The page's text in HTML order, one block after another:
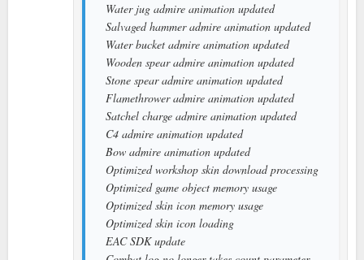
Water jug admire animation updated
Salvaged hammer admire animation updated
Water bucket admire animation updated
Wooden spear admire animation updated
Stone spear admire animation updated
Flamethrower admire animation updated
Satchel charge admire animation updated
C4 admire animation updated
Bow admire animation updated
Optimized workshop skin download processing
Optimized game object memory usage
Optimized skin icon memory usage
Optimized skin icon loading
EAC SDK update